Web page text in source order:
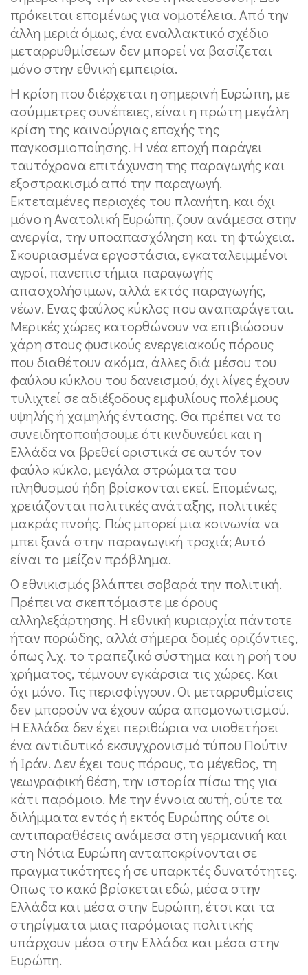
πρόκειται επομένως για νομοτέλεια. Από την
άλλη μεριά όμως, ένα εναλλακτικό σχέδιο
μεταρρυθμίσεων δεν μπορεί να βασίζεται
μόνο στην εθνική εμπειρία.
Η κρίση που διέρχεται η σημερινή Ευρώπη, με
ασύμμετρες συνέπειες, είναι η πρώτη μεγάλη
κρίση της καινούργιας εποχής της
παγκοσμιοποίησης. Η νέα εποχή παράγει
ταυτόχρονα επιτάχυνση της παραγωγής και
εξοστρακισμό από την παραγωγή.
Εκτεταμένες περιοχές του πλανήτη, και όχι
μόνο η Ανατολική Ευρώπη, ζουν ανάμεσα στην
ανεργία, την υποαπασχόληση και τη φτώχεια.
Σκουριασμένα εργοστάσια, εγκαταλειμμένοι
αγροί, πανεπιστήμια παραγωγής
απασχολήσιμων, αλλά εκτός παραγωγής,
νέων. Ενας φαύλος κύκλος που αναπαράγεται.
Μερικές χώρες κατορθώνουν να επιβιώσουν
χάρη στους φυσικούς ενεργειακούς πόρους
που διαθέτουν ακόμα, άλλες διά μέσου του
φαύλου κύκλου του δανεισμού, όχι λίγες έχουν
τυλιχτεί σε αδιέξοδους εμφυλίους πολέμους
υψηλής ή χαμηλής έντασης. Θα πρέπει να το
συνειδητοποιήσουμε ότι κινδυνεύει και η
Ελλάδα να βρεθεί οριστικά σε αυτόν τον
φαύλο κύκλο, μεγάλα στρώματα του
πληθυσμού ήδη βρίσκονται εκεί. Επομένως,
χρειάζονται πολιτικές ανάταξης, πολιτικές
μακράς πνοής. Πώς μπορεί μια κοινωνία να
μπει ξανά στην παραγωγική τροχιά; Αυτό
είναι το μείζον πρόβλημα.
Ο εθνικισμός βλάπτει σοβαρά την πολιτική.
Πρέπει να σκεπτόμαστε με όρους
αλληλεξάρτησης. Η εθνική κυριαρχία πάντοτε
ήταν πορώδης, αλλά σήμερα δομές οριζόντιες,
όπως λ.χ. το τραπεζικό σύστημα και η ροή του
χρήματος, τέμνουν εγκάρσια τις χώρες. Και
όχι μόνο. Τις περισφίγγουν. Οι μεταρρυθμίσεις
δεν μπορούν να έχουν αύρα απομονωτισμού.
Η Ελλάδα δεν έχει περιθώρια να υιοθετήσει
ένα αντιδυτικό εκσυγχρονισμό τύπου Πούτιν
ή Ιράν. Δεν έχει τους πόρους, το μέγεθος, τη
γεωγραφική θέση, την ιστορία πίσω της για
κάτι παρόμοιο. Με την έννοια αυτή, ούτε τα
διλήμματα εντός ή εκτός Ευρώπης ούτε οι
αντιπαραθέσεις ανάμεσα στη γερμανική και
στη Νότια Ευρώπη ανταποκρίνονται σε
πραγματικότητες ή σε υπαρκτές δυνατότητες.
Οπως το κακό βρίσκεται εδώ, μέσα στην
Ελλάδα και μέσα στην Ευρώπη, έτσι και τα
στηρίγματα μιας παρόμοιας πολιτικής
υπάρχουν μέσα στην Ελλάδα και μέσα στην
Ευρώπη.